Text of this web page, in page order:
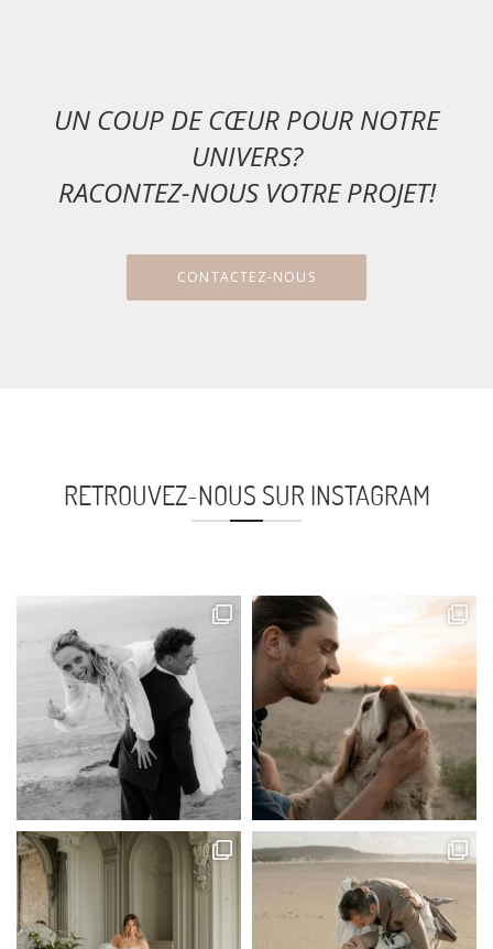
UN COUP DE CŒUR POUR NOTRE
UNIVERS?
RACONTEZ-NOUS VOTRE PROJET!
CONTACTEZ-NOUS
RETROUVEZ-NOUS SUR INSTAGRAM